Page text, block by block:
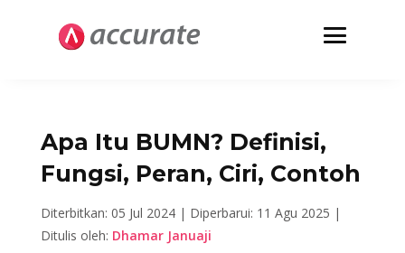
Apa Itu BUMN? Definisi,
Fungsi, Peran, Ciri, Contoh
Diterbitkan: 05 Jul 2024 | Diperbarui: 11 Agu 2025 |
Ditulis oleh: Dhamar Januaji